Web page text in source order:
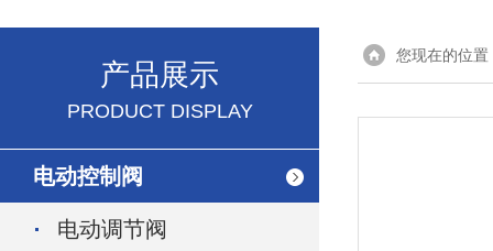
产品展示
PRODUCT DISPLAY
电动控制阀
电动调节阀
您现在的位置